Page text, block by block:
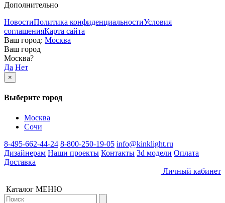
Дополнительно
НовостиПолитика конфиденциальностиУсловия
соглашенияКарта сайта
Ваш город: Москва
Ваш город
Москва?
Да Нет
×
Выберите город
Москва
Сочи
8-495-662-44-24 8-800-250-19-05 info@kinklight.ru
Дизайнерам Наши проекты Контакты 3d модели Оплата
Доставка
Личный кабинет
Каталог МЕНЮ